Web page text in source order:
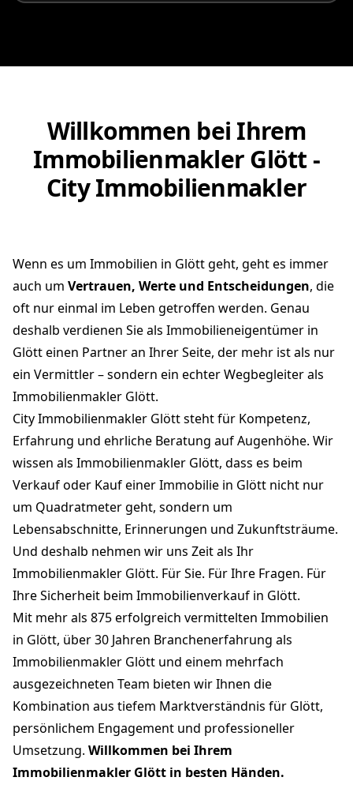
Willkommen bei Ihrem
Immobilienmakler Glött -
City Immobilienmakler
Wenn es um Immobilien in Glött geht, geht es immer
auch um Vertrauen, Werte und Entscheidungen, die
oft nur einmal im Leben getroffen werden. Genau
deshalb verdienen Sie als Immobilieneigentümer in
Glött einen Partner an Ihrer Seite, der mehr ist als nur
ein Vermittler – sondern ein echter Wegbegleiter als
Immobilienmakler Glött.
City Immobilienmakler Glött steht für Kompetenz,
Erfahrung und ehrliche Beratung auf Augenhöhe. Wir
wissen als Immobilienmakler Glött, dass es beim
Verkauf oder Kauf einer Immobilie in Glött nicht nur
um Quadratmeter geht, sondern um
Lebensabschnitte, Erinnerungen und Zukunftsträume.
Und deshalb nehmen wir uns Zeit als Ihr
Immobilienmakler Glött. Für Sie. Für Ihre Fragen. Für
Ihre Sicherheit beim Immobilienverkauf in Glött.
Mit mehr als 875 erfolgreich vermittelten Immobilien
in Glött, über 30 Jahren Branchenerfahrung als
Immobilienmakler Glött und einem mehrfach
ausgezeichneten Team bieten wir Ihnen die
Kombination aus tiefem Marktverständnis für Glött,
persönlichem Engagement und professioneller
Umsetzung. Willkommen bei Ihrem
Immobilienmakler Glött in besten Händen.